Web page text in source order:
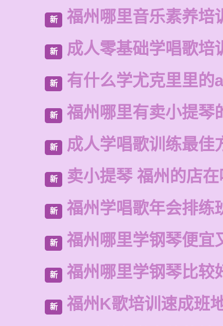
新 福州哪里音乐素养培
新 成人零基础学唱歌培
新 有什么学尤克里里的
新 福州哪里有卖小提琴
新 成人学唱歌训练最佳
新 卖小提琴 福州的店
新 福州学唱歌年会排练
新 福州哪里学钢琴便宜
新 福州哪里学钢琴比较
新 福州K歌培训速成班